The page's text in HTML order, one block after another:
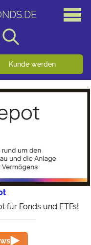
.DE
Kunde werden
für Fonds und ETFs!